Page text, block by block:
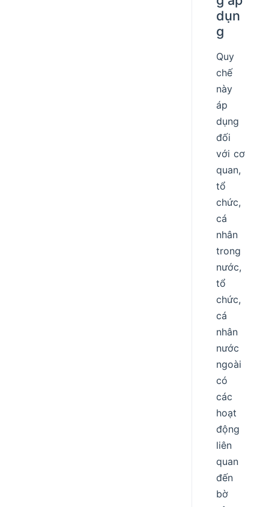
dụn
g
Quy
chế
này
áp
dụng
đối
với cơ
quan,
tổ
chức,
cá
nhân
trong
nước,
tổ
chức,
cá
nhân
nước
ngoài
có
các
hoạt
động
liên
quan
đến
bờ